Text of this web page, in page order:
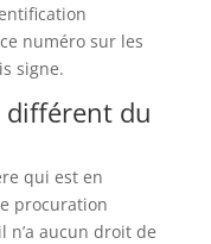
ce numéro sur les
signe.
différent du
qui est en
procuration
n’a aucun droit de